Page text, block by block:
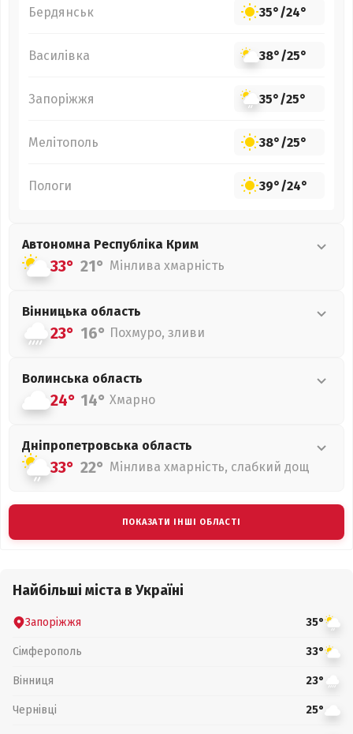
Бердянськ 35°/24°
Василівка 38°/25°
Запоріжжя 35°/25°
Мелітополь 38°/25°
Пологи 39°/24°
Автономна Республіка Крим
33° 21° Мінлива хмарність
Вінницька область
23° 16° Похмуро, зливи
Волинська область
24° 14° Хмарно
Дніпропетровська область
33° 22° Мінлива хмарність, слабкий дощ
ПОКАЗАТИ ІНШІ ОБЛАСТІ
Найбільші міста в Україні
Запоріжжя 35°
Сімферополь 33°
Вінниця 23°
Чернівці 25°